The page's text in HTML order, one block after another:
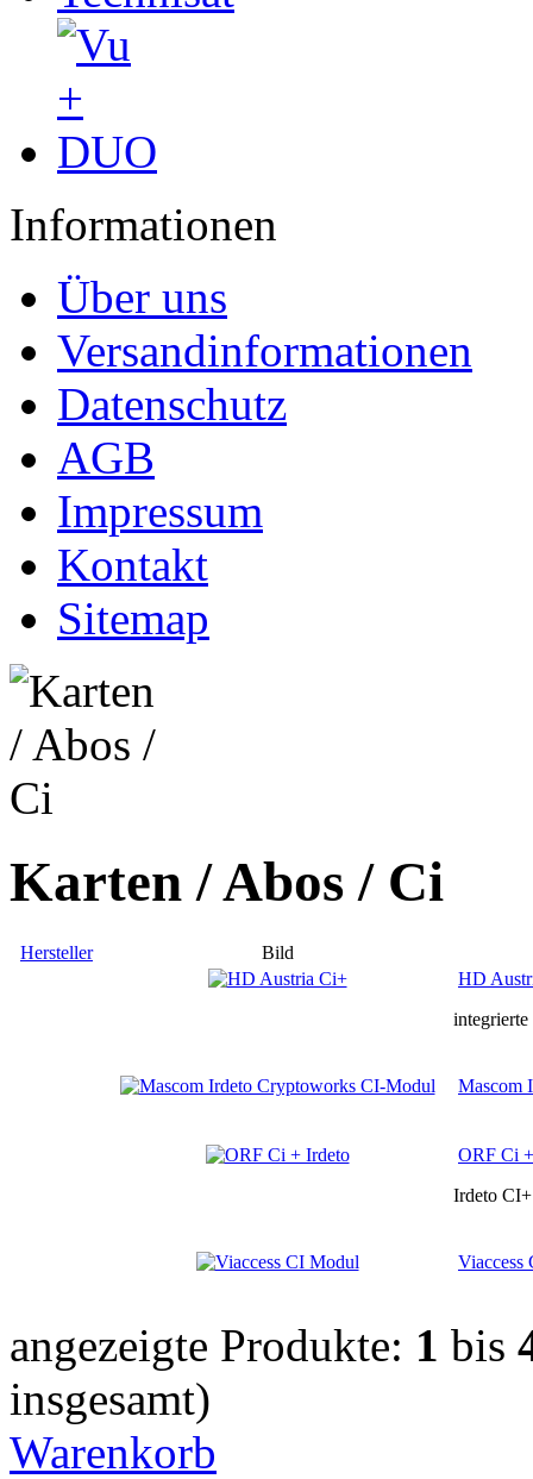
Informationen
Über uns
Versandinformationen
Datenschutz
AGB
Impressum
Kontakt
Sitemap
Karten / Abos / Ci
Hersteller
Bild
HD
Mascom
ORF Ci
Irdeto
Viaccess
angezeigte Produkte: 1 bis
insgesamt)
Warenkorb